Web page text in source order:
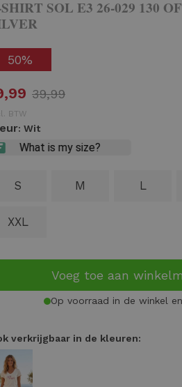
SOL E3 26-029 130
50%
39,99
BTW
: Wit
S M L
XXL
Voeg toe aan
Op voorraad in de winkel
verkrijgbaar in de kleuren: